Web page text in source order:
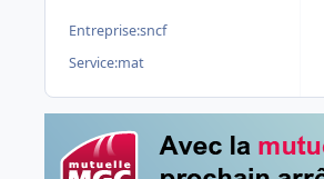
Entreprise:sncf
Service:mat